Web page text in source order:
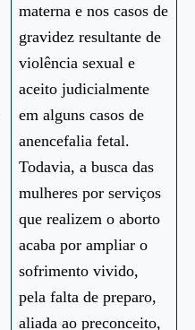
materna e nos casos de
gravidez resultante de
violência sexual e
aceito judicialmente
em alguns casos de
anencefalia fetal.
Todavia, a busca das
mulheres por serviços
que realizem o aborto
acaba por ampliar o
sofrimento vivido,
pela falta de preparo,
aliada ao preconceito,